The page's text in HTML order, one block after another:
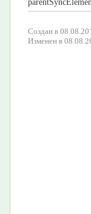
Создан в
Изменен в